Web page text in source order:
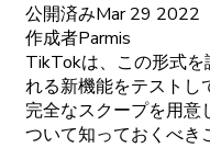
公開済みMar 29 2022
作成者Parmis
TikTokは、この形式
れる新機能をテストし
完全なスクープを用
ついて知っておくべき